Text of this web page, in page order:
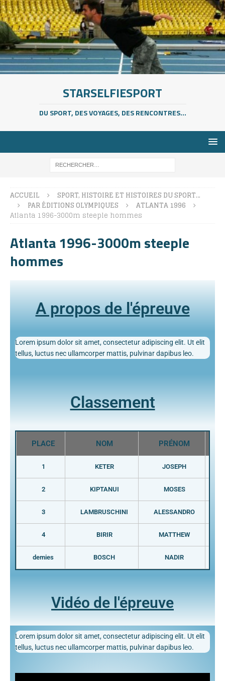
STARSELFIESPORT
DU SPORT, DES VOYAGES, DES RENCONTRES...
ACCUEIL
SPORT, HISTOIRE ET HISTOIRES DU SPORT…
PAR ÉDITIONS OLYMPIQUES
ATLANTA 1996
Atlanta 1996-3000m steeple hommes
Atlanta 1996-3000m steeple
hommes
A propos de l'épreuve
Lorem ipsum dolor sit amet, consectetur adipiscing elit. Ut elit
tellus, luctus nec ullamcorper mattis, pulvinar dapibus leo.
Classement
PLACE NOM PRÉNOM
1 KETER JOSEPH
2 KIPTANUI MOSES
3 LAMBRUSCHINI ALESSANDRO
4 BIRIR MATTHEW
demies BOSCH NADIR
Vidéo de l'épreuve
Lorem ipsum dolor sit amet, consectetur adipiscing elit. Ut elit
tellus, luctus nec ullamcorper mattis, pulvinar dapibus leo.